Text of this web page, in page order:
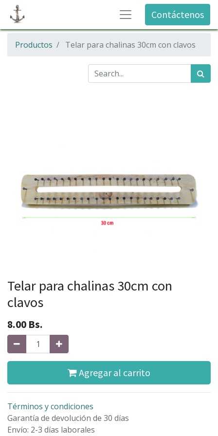
Contáctenos
Productos Telar para chalinas 30cm con clavos
Telar para chalinas 30cm con
clavos
8.00 Bs.
Agregar al carrito
Términos y condiciones
Garantía de devolución de 30 días
Envío: 2-3 días laborales